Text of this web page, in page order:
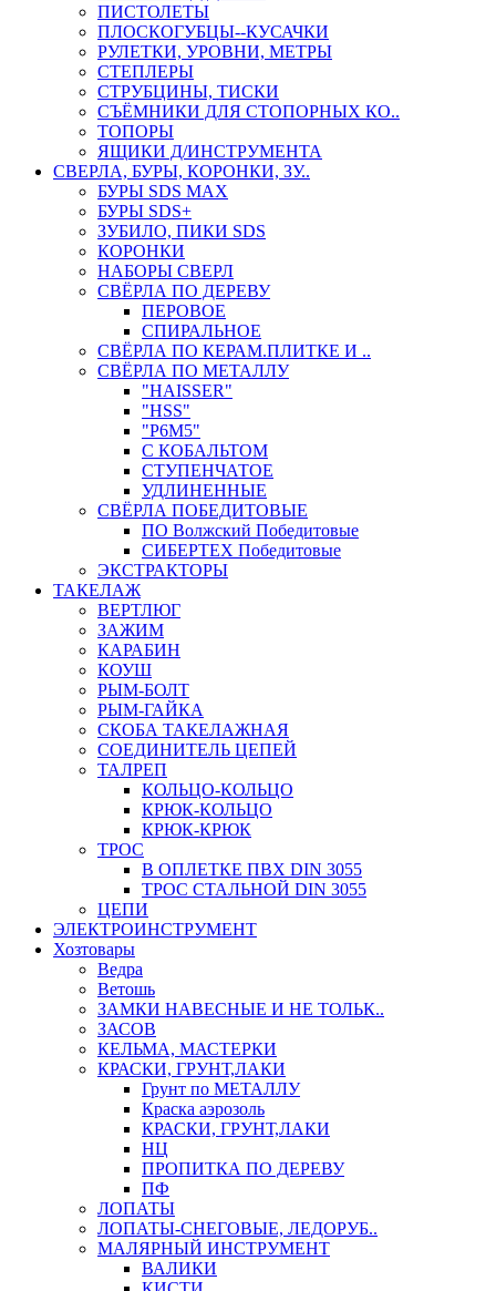
ПИСТОЛЕТЫ
ПЛОСКОГУБЦЫ--КУСАЧКИ
РУЛЕТКИ, УРОВНИ, МЕТРЫ
СТЕПЛЕРЫ
СТРУБЦИНЫ, ТИСКИ
СЪЁМНИКИ ДЛЯ СТОПОРНЫХ КО..
ТОПОРЫ
ЯЩИКИ Д/ИНСТРУМЕНТА
СВЕРЛА, БУРЫ, КОРОНКИ, ЗУ..
БУРЫ SDS MAX
БУРЫ SDS+
ЗУБИЛО, ПИКИ SDS
КОРОНКИ
НАБОРЫ СВЕРЛ
СВЁРЛА ПО ДЕРЕВУ
ПЕРОВОЕ
СПИРАЛЬНОЕ
СВЁРЛА ПО КЕРАМ.ПЛИТКЕ И ..
СВЁРЛА ПО МЕТАЛЛУ
"HAISSER"
"HSS"
"Р6М5"
С КОБАЛЬТОМ
СТУПЕНЧАТОЕ
УДЛИНЕННЫЕ
СВЁРЛА ПОБЕДИТОВЫЕ
ПО Волжский Победитовые
СИБЕРТЕХ Победитовые
ЭКСТРАКТОРЫ
ТАКЕЛАЖ
ВЕРТЛЮГ
ЗАЖИМ
КАРАБИН
КОУШ
РЫМ-БОЛТ
РЫМ-ГАЙКА
СКОБА ТАКЕЛАЖНАЯ
СОЕДИНИТЕЛЬ ЦЕПЕЙ
ТАЛРЕП
КОЛЬЦО-КОЛЬЦО
КРЮК-КОЛЬЦО
КРЮК-КРЮК
ТРОС
В ОПЛЕТКЕ ПВХ DIN 3055
ТРОС СТАЛЬНОЙ DIN 3055
ЦЕПИ
ЭЛЕКТРОИНСТРУМЕНТ
Хозтовары
Ведра
Ветошь
ЗАМКИ НАВЕСНЫЕ И НЕ ТОЛЬК..
ЗАСОВ
КЕЛЬМА, МАСТЕРКИ
КРАСКИ, ГРУНТ,ЛАКИ
Грунт по МЕТАЛЛУ
Краска аэрозоль
КРАСКИ, ГРУНТ,ЛАКИ
НЦ
ПРОПИТКА ПО ДЕРЕВУ
ПФ
ЛОПАТЫ
ЛОПАТЫ-СНЕГОВЫЕ, ЛЕДОРУБ..
МАЛЯРНЫЙ ИНСТРУМЕНТ
ВАЛИКИ